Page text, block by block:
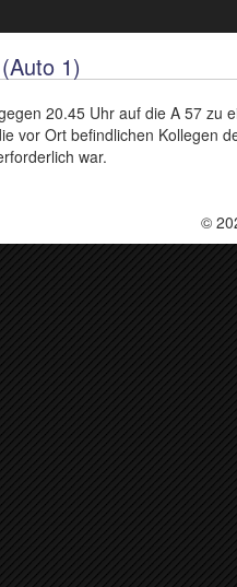
1)
20.45 Uhr auf die A 57 zu
vor Ort befindlichen Kollegen
war.
©